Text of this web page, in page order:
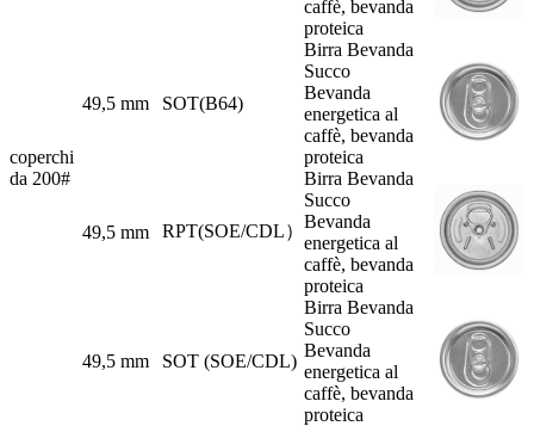
coperchi
da 200#
caffè, bevanda
proteica
49,5 mm SOT(B64)
Birra Bevanda
Succo
Bevanda
energetica al
caffè, bevanda
proteica
49,5 mm RPT(SOE/CDL）
Birra Bevanda
Succo
Bevanda
energetica al
caffè, bevanda
proteica
49,5 mm SOT (SOE/CDL)
Birra Bevanda
Succo
Bevanda
energetica al
caffè, bevanda
proteica